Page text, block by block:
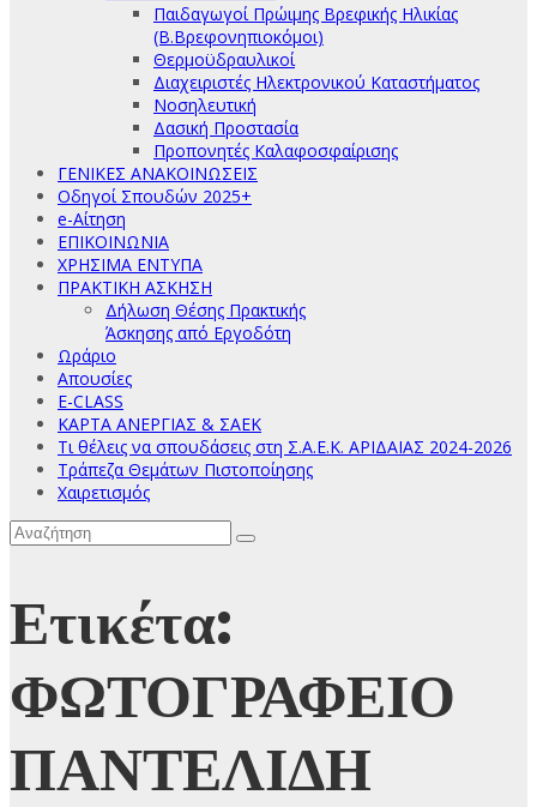
Παιδαγωγοί Πρώιμης Βρεφικής Ηλικίας
(Β.Βρεφονηπιοκόμοι)
Θερμοϋδραυλικοί
Διαχειριστές Ηλεκτρονικού Καταστήματος
Νοσηλευτική
Δασική Προστασία
Προπονητές Καλαφοσφαίρισης
ΓΕΝΙΚΕΣ ΑΝΑΚΟΙΝΩΣΕΙΣ
Οδηγοί Σπουδών 2025+
e-Αίτηση
ΕΠΙΚΟΙΝΩΝΙΑ
ΧΡΗΣΙΜΑ ΕΝΤΥΠΑ
ΠΡΑΚΤΙΚΗ ΑΣΚΗΣΗ
Δήλωση Θέσης Πρακτικής
Άσκησης από Εργοδότη
Ωράριο
Απουσίες
E-CLASS
ΚΑΡΤΑ ΑΝΕΡΓΙΑΣ & ΣΑΕΚ
Τι θέλεις να σπουδάσεις στη Σ.Α.Ε.Κ. ΑΡΙΔΑΙΑΣ 2024-2026
Τράπεζα Θεμάτων Πιστοποίησης
Χαιρετισμός
Ετικέτα:
ΦΩΤΟΓΡΑΦΕΙΟ
ΠΑΝΤΕΛΙΔΗ